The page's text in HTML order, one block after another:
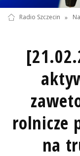
Radio Szczecin »
rolnicze
na